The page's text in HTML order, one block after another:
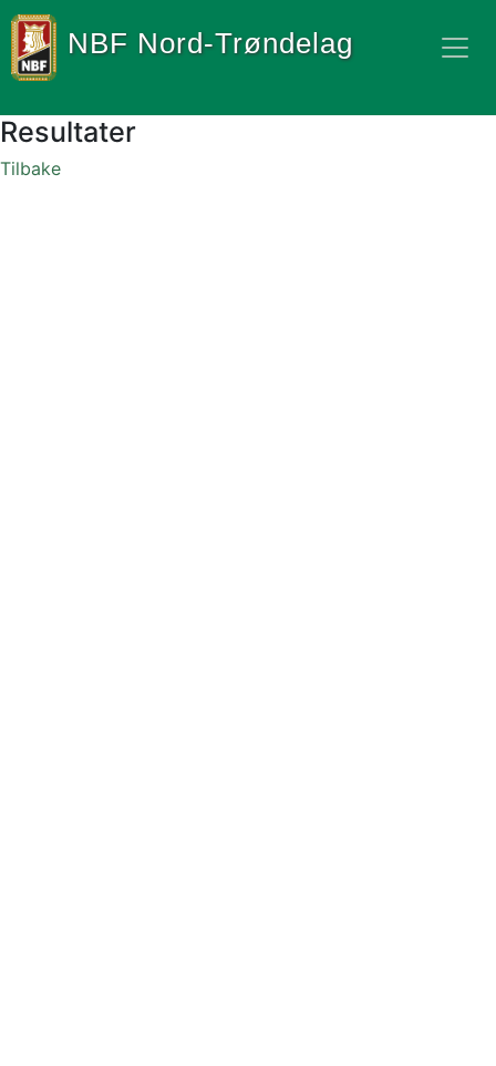
NBF Nord-Trøndelag
Resultater
Tilbake